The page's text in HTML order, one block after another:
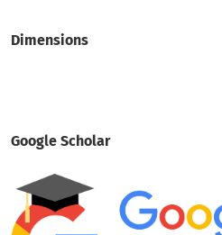
Dimensions
Google Scholar